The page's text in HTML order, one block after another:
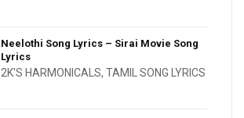
Neelothi Song Lyrics – Sirai Movie Song
Lyrics
2K'S HARMONICALS, TAMIL SONG LYRICS